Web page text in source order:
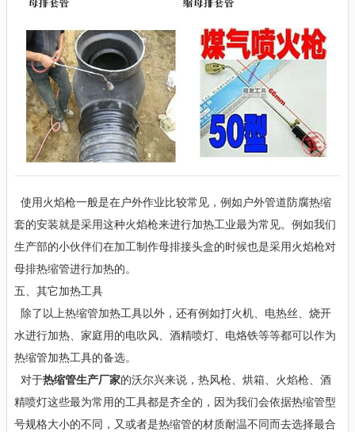
使用火焰枪一般是在户外作业比较常见，例如户外管道防腐热缩
套的安装就是采用这种火焰枪来进行加热工业最为常见。例如我们
生产部的小伙伴们在加工制作母排接头盒的时候也是采用火焰枪对
母排热缩管进行加热的。
五、其它加热工具
除了以上热缩管加热工具以外，还有例如打火机、电热丝、烧开
水进行加热、家庭用的电吹风、酒精喷灯、电烙铁等等都可以作为
热缩管加热工具的备选。
对于热缩管生产厂家的沃尔兴来说，热风枪、烘箱、火焰枪、酒
精喷灯这些最为常用的工具都是齐全的，因为我们会依据热缩管型
号规格大小的不同，又或者是热缩管的材质耐温不同而去选择最合